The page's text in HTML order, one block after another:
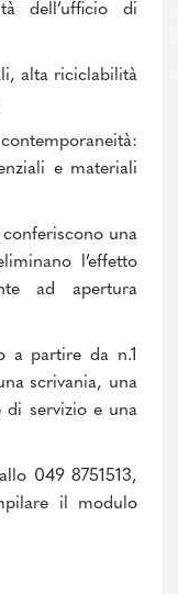
dell’ufficio di
alta riciclabilità
e materiali
una
l’effetto
ad apertura
a partire da n.1
scrivania, una
di servizio e una
049 8751513,
il modulo